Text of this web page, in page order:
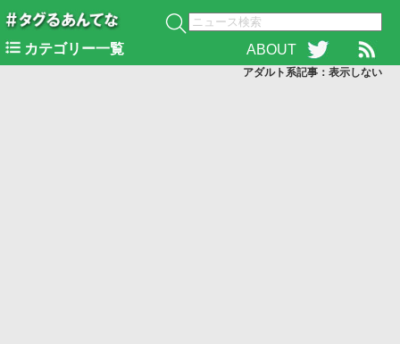
カテゴリー一覧 ABOUT
アダルト系記事：表示しない